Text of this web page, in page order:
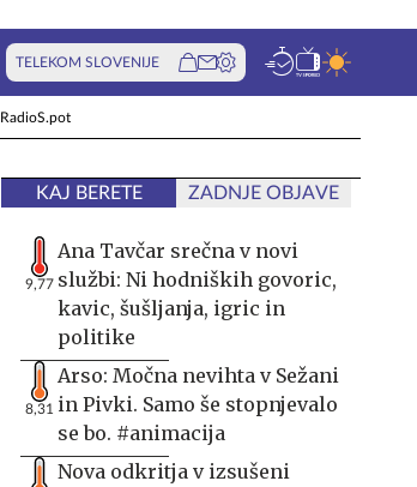
RadioS.pot
TELEKOM SLOVENIJE
KAJ BERETE ZADNJE OBJAVE
9,77
Ana Tavčar srečna v novi
službi: Ni hodniških govoric,
kavic, šušljanja, igric in
politike
8,31
Arso: Močna nevihta v Sežani
in Pivki. Samo še stopnjevalo
se bo. #animacija
Nova odkritja v izsušeni